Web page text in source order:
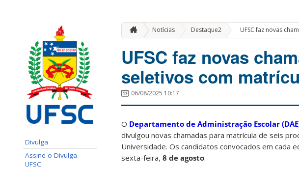
Divulga
Assine o Divulga
UFSC
Notícias Destaque2 » UFSC faz novas
UFSC faz novas
seletivos com
06/08/2025 10:17
O Departamento de Administração Escolar
divulgou novas chamadas para matrícula de seis
Universidade. Os candidatos convocados em cada
sexta-feira, 8 de agosto.